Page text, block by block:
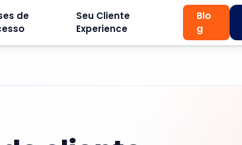
de
Seu Cliente
Experience
Blo
g